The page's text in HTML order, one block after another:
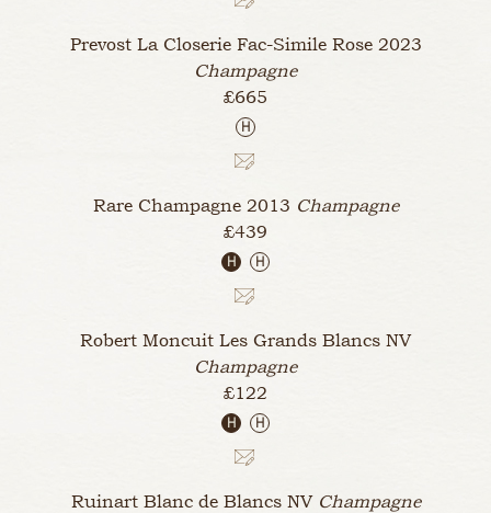
Prevost La Closerie Fac-Simile Rose 2023
Champagne
£665
H
Rare Champagne 2013 Champagne
£439
H H
Robert Moncuit Les Grands Blancs NV
Champagne
£122
H H
Ruinart Blanc de Blancs NV Champagne